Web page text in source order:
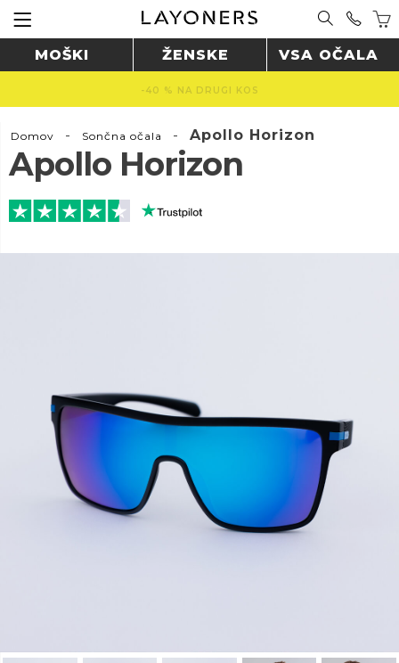
MOŠKI ŽENSKE VSA OČALA
BREZPLAČNA DOSTAVA NAD 60 € 🚚
Domov - Sončna očala - Apollo Horizon
Apollo Horizon